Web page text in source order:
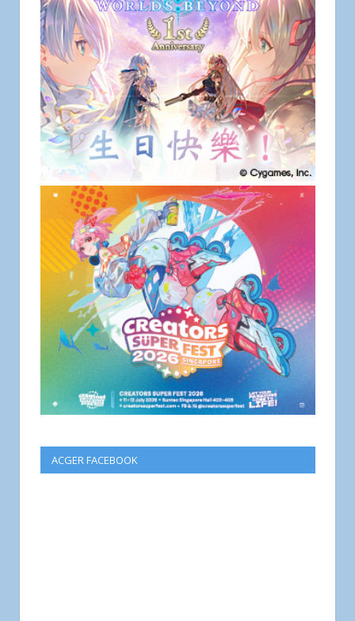
ACGER FACEBOOK